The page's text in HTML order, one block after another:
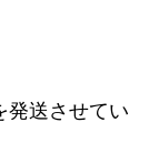
発送させてい